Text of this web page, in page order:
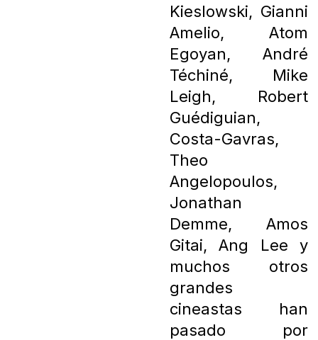
Kieslowski, Gianni
Amelio, Atom
Egoyan, André
Téchiné, Mike
Leigh, Robert
Guédiguian,
Costa-Gavras,
Theo
Angelopoulos,
Jonathan
Demme, Amos
Gitai, Ang Lee y
muchos otros
grandes
cineastas han
pasado por